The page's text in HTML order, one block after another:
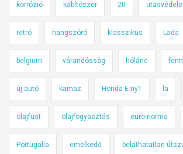
korrózió kábítószer 20
retró hangszóró klasszikus Lada
belgium várandósság hólánc
új autó kamaz Honda E:ny1 la
olajfüst olajfogyasztás euro-norma
Portugália emelkedő beláthatatlan